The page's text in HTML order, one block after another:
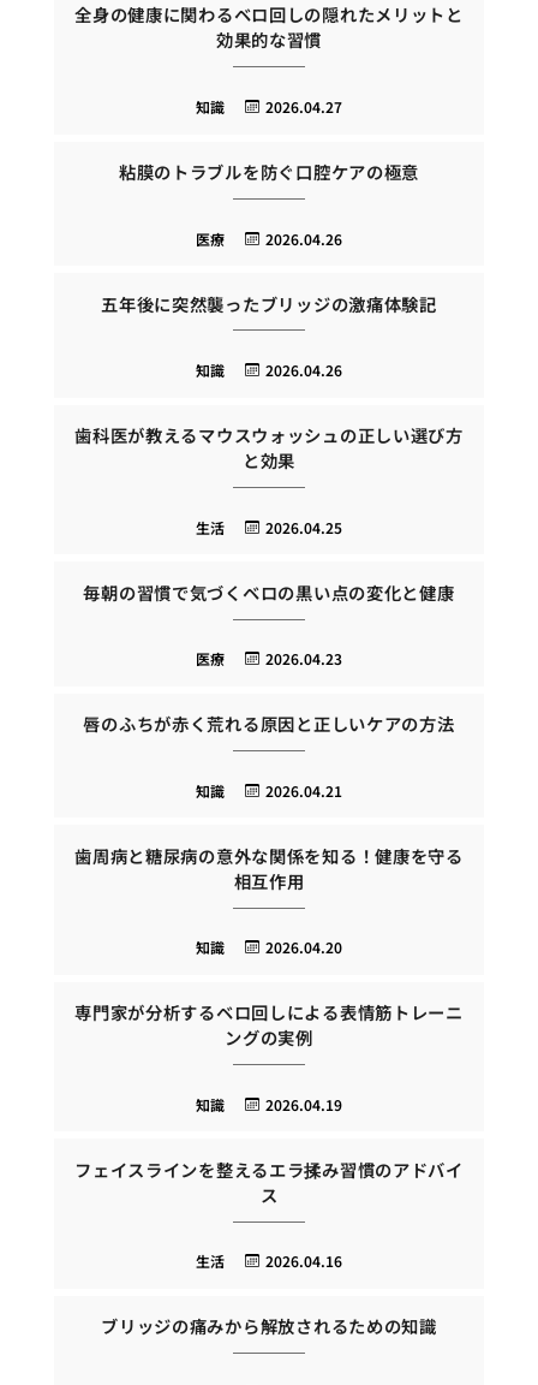
全身の健康に関わるベロ回しの隠れたメリットと
効果的な習慣
2026.04.27
知識
粘膜のトラブルを防ぐ口腔ケアの極意
2026.04.26
医療
五年後に突然襲ったブリッジの激痛体験記
2026.04.26
知識
歯科医が教えるマウスウォッシュの正しい選び方
と効果
2026.04.25
生活
毎朝の習慣で気づくベロの黒い点の変化と健康
2026.04.23
医療
唇のふちが赤く荒れる原因と正しいケアの方法
2026.04.21
知識
歯周病と糖尿病の意外な関係を知る！健康を守る
相互作用
2026.04.20
知識
専門家が分析するベロ回しによる表情筋トレーニ
ングの実例
2026.04.19
知識
フェイスラインを整えるエラ揉み習慣のアドバイ
ス
2026.04.16
生活
ブリッジの痛みから解放されるための知識